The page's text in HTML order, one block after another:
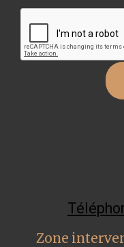
Zone